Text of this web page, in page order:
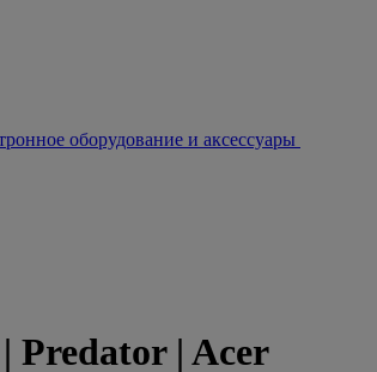
оборудование и аксессуары
Predator | Acer